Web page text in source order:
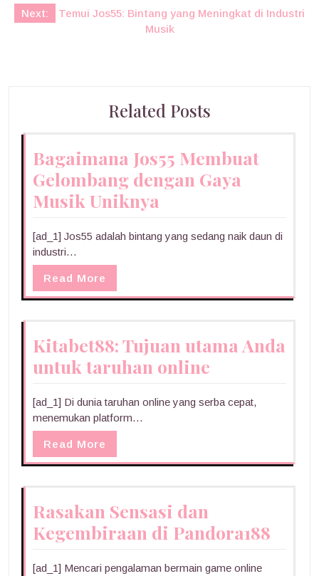
Next:
Temui Jos55: Bintang yang Meningkat di Industri
Musik
Related Posts
Bagaimana Jos55 Membuat
Gelombang dengan Gaya
Musik Uniknya
[ad_1] Jos55 adalah bintang yang sedang naik daun di
industri…
Read More
Kitabet88: Tujuan utama Anda
untuk taruhan online
[ad_1] Di dunia taruhan online yang serba cepat,
menemukan platform…
Read More
Rasakan Sensasi dan
Kegembiraan di Pandora188
[ad_1] Mencari pengalaman bermain game online